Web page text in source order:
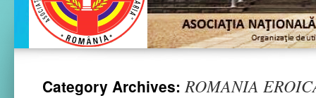
Category Archives:ROMANIA